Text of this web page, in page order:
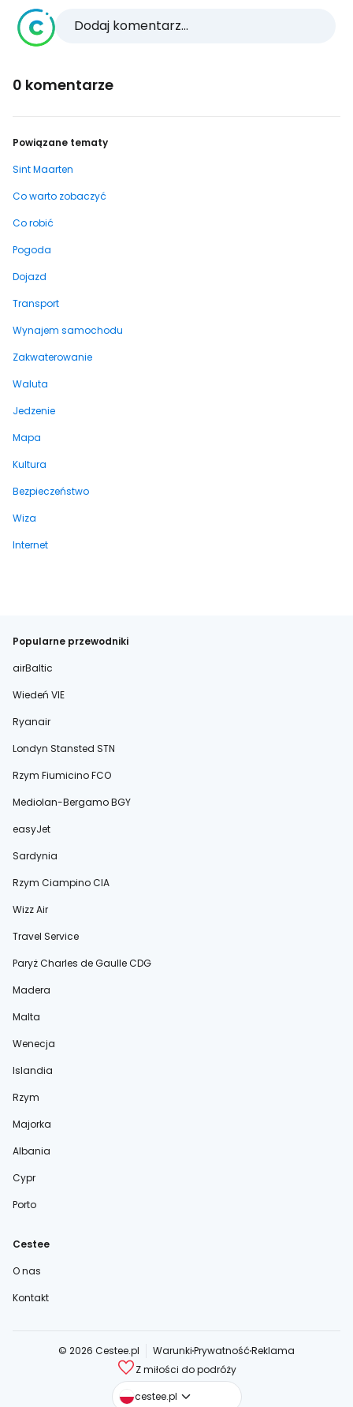
Dodaj komentarz...
0 komentarze
Powiązane tematy
Sint Maarten
Co warto zobaczyć
Co robić
Pogoda
Dojazd
Transport
Wynajem samochodu
Zakwaterowanie
Waluta
Jedzenie
Mapa
Kultura
Bezpieczeństwo
Wiza
Internet
Popularne przewodniki
airBaltic
Wiedeń VIE
Ryanair
Londyn Stansted STN
Rzym Fiumicino FCO
Mediolan-Bergamo BGY
easyJet
Sardynia
Rzym Ciampino CIA
Wizz Air
Travel Service
Paryż Charles de Gaulle CDG
Madera
Malta
Wenecja
Islandia
Rzym
Majorka
Albania
Cypr
Porto
Cestee
O nas
Kontakt
© 2026 Cestee.pl WarunkiPrywatnośćReklama
Z miłości do podróży
cestee.pl
cestee.com